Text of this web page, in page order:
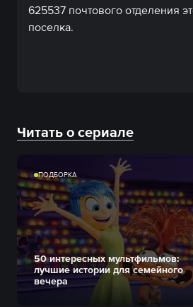
625537 почтового отделения
поселка.
Читать о сериале
ПОДБОРКА
50 интересных мультфильмов:
лучшие истории для семейного
вечера